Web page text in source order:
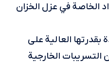
الخاصة في عزل الخزان
العالية على
الخارجية